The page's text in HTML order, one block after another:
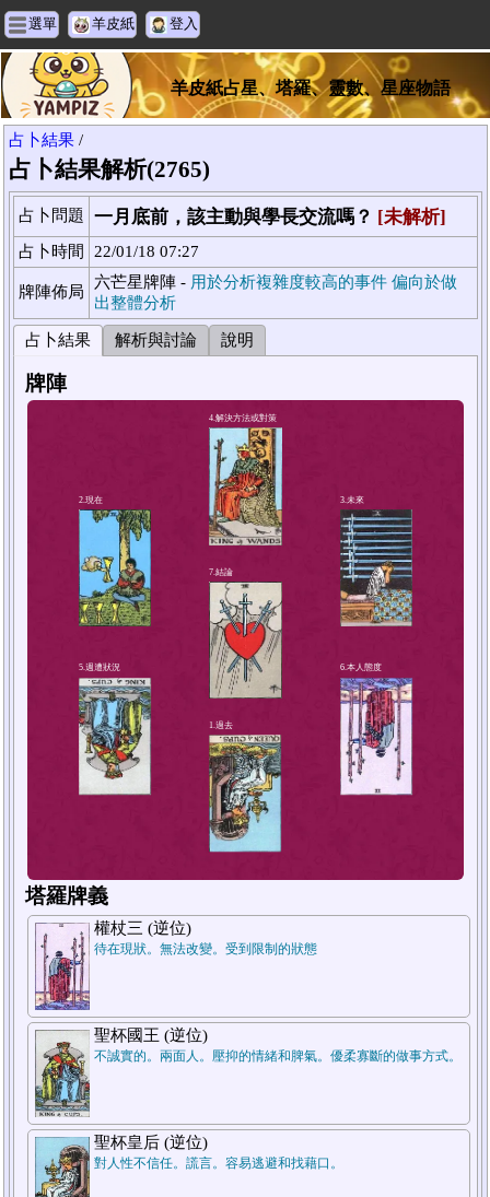
選單 羊皮紙 登入
羊皮紙占星、塔羅、靈數、星座物語
占卜結果 /
占卜結果解析(2765)
占卜問題 一月底前，該主動與學長交流嗎？ [未解析]
占卜時間 22/01/18 07:27
牌陣佈局
六芒星牌陣 - 用於分析複雜度較高的事件 偏向於做
出整體分析
占卜結果 解析與討論 說明
牌陣
2.現在
4.解決方法或對策
5.週遭狀況
塔羅牌義
權杖三 (逆位)
待在現狀。無法改變。受到限制的狀態
聖杯國王 (逆位)
不誠實的。兩面人。壓抑的情緒和脾氣。優柔寡斷的做事方式。
聖杯皇后 (逆位)
對人性不信任。謊言。容易逃避和找藉口。